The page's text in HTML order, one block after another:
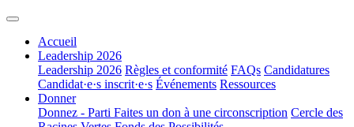
Accueil
Leadership 2026
Leadership 2026 Règles et conformité FAQs Candidatures
Candidat·e·s inscrit·e·s Événements Ressources
Donner
Donnez - Parti Faites un don à une circonscription Cercle des